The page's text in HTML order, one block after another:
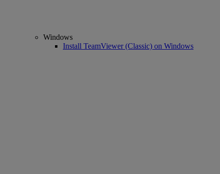
Windows
Install TeamViewer (Classic) on Windows